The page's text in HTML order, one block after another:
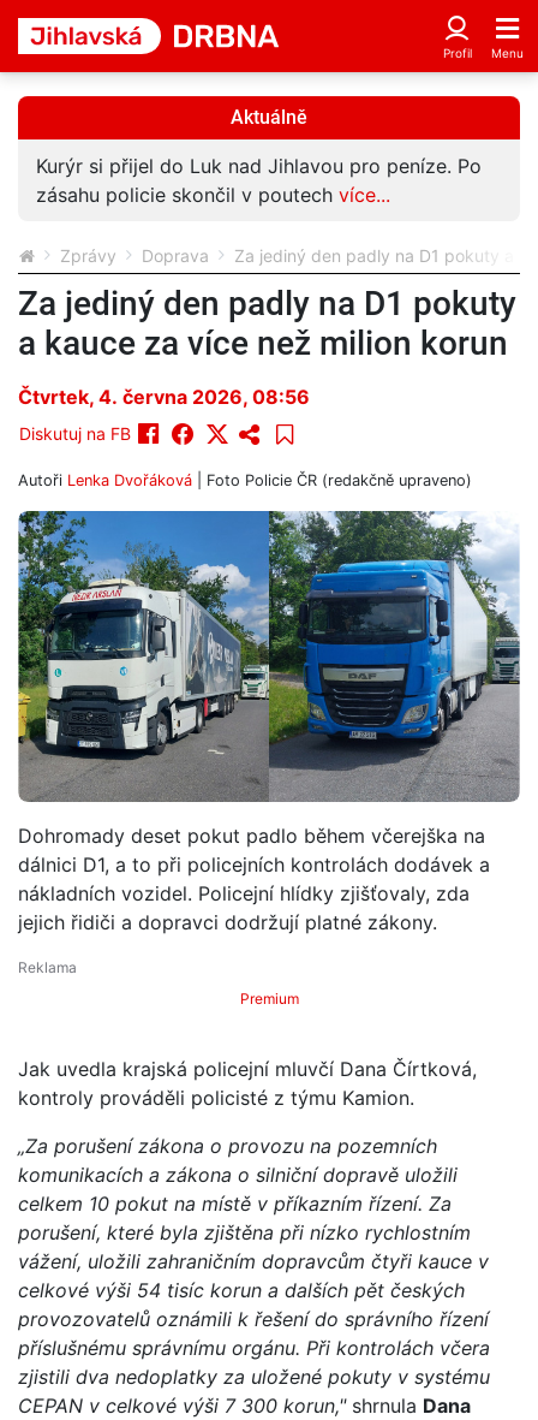
Aktuálně
Kurýr si přijel do Luk nad Jihlavou pro peníze. Po
zásahu policie skončil v poutech více...
Zprávy Doprava Za jediný den padly na D1 pokuty a
Za jediný den padly na D1 pokuty
a kauce za více než milion korun
Čtvrtek, 4. června 2026, 08:56
Diskutuj na FB
Autoři Lenka Dvořáková | Foto Policie ČR (redakčně upraveno)
Dohromady deset pokut padlo během včerejška na
dálnici D1, a to při policejních kontrolách dodávek a
nákladních vozidel. Policejní hlídky zjišťovaly, zda
jejich řidiči a dopravci dodržují platné zákony.
Premium
Jak uvedla krajská policejní mluvčí Dana Čírtková,
kontroly prováděli policisté z týmu Kamion.
„Za porušení zákona o provozu na pozemních
komunikacích a zákona o silniční dopravě uložili
celkem 10 pokut na místě v příkazním řízení. Za
porušení, které byla zjištěna při nízko rychlostním
vážení, uložili zahraničním dopravcům čtyři kauce v
celkové výši 54 tisíc korun a dalších pět českých
provozovatelů oznámili k řešení do správního řízení
příslušnému správnímu orgánu. Při kontrolách včera
zjistili dva nedoplatky za uložené pokuty v systému
CEPAN v celkové výši 7 300 korun,"shrnula Dana